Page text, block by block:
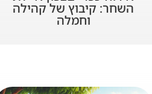
השחר: קיבוץ של קהילה
וחמלה